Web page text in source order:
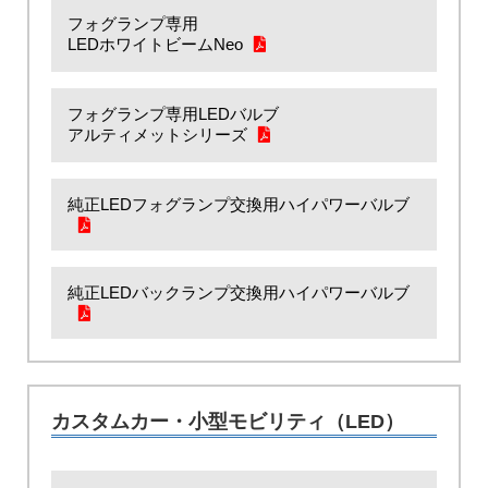
フォグランプ専用
LEDホワイトビームNeo
フォグランプ専用LEDバルブ
アルティメットシリーズ
純正LEDフォグランプ交換用ハイパワーバルブ
純正LEDバックランプ交換用ハイパワーバルブ
カスタムカー・小型モビリティ（LED）